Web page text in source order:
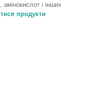
амінокислот і інших
продукти